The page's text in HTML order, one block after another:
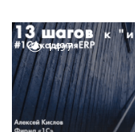
1497